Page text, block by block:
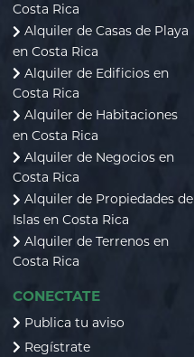
Costa Rica
Alquiler de Casas de Playa
en Costa Rica
Alquiler de Edificios en
Costa Rica
Alquiler de Habitaciones
en Costa Rica
Alquiler de Negocios en
Costa Rica
Alquiler de Propiedades de
Islas en Costa Rica
Alquiler de Terrenos en
Costa Rica
CONECTATE
Publica tu aviso
Regístrate